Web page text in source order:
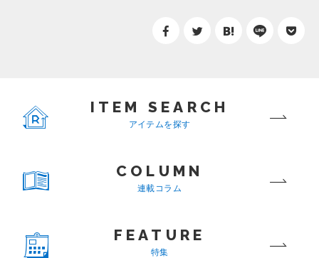
ITEM SEARCH
アイテムを探す
COLUMN
連載コラム
FEATURE
特集